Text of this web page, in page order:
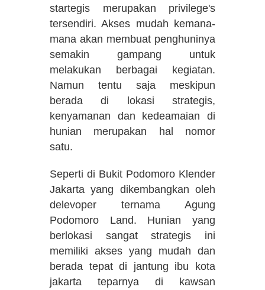
startegis merupakan privilege's
tersendiri. Akses mudah kemana-
mana akan membuat penghuninya
semakin gampang untuk
melakukan berbagai kegiatan.
Namun tentu saja meskipun
berada di lokasi strategis,
kenyamanan dan kedeamaian di
hunian merupakan hal nomor
satu.
Seperti di Bukit Podomoro Klender
Jakarta yang dikembangkan oleh
delevoper ternama Agung
Podomoro Land. Hunian yang
berlokasi sangat strategis ini
memiliki akses yang mudah dan
berada tepat di jantung ibu kota
jakarta teparnya di kawsan